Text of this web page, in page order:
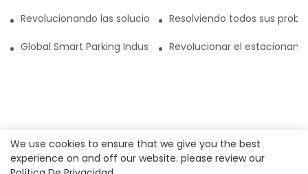
Revolucionando las soluciones de estacionamiento: las
Resolviendo todos sus
Global Smart Parking Industry Update for Third Quarter of
Revolucionar el
We use cookies to ensure that we give you the best
experience on and off our website. please review our